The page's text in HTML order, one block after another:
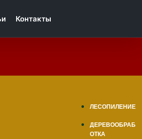
Контакты
ЛЕСОПИЛЕНИЕ
ДЕРЕВООБРАБ
ОТКА